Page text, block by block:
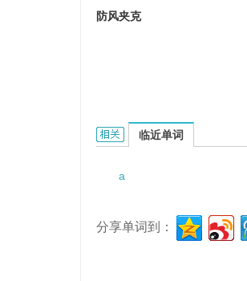
防风夹克
a windproof jacket.的相关资
临近单词
a
分享单词到：